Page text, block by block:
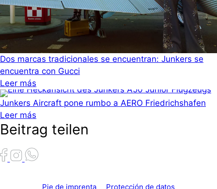
Dos marcas tradicionales se encuentran: Junkers se
encuentra con Gucci
Leer más
Junkers Aircraft pone rumbo a AERO Friedrichshafen
Leer más
Beitrag teilen
Pie de imprenta Protección de datos